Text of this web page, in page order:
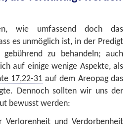
wie umfassend doch das
es unmöglich ist, in der Predigt
zu behandeln; auch
auf einige wenige Aspekte, als
17,22-31auf dem Areopag das
Dennoch sollten wir uns der
bewusst werden:
Verlorenheit und Verdorbenheit